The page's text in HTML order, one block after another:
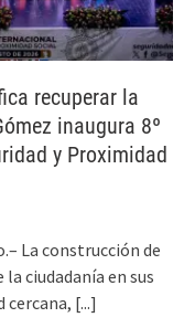
recuperar la
inaugura 8º
y Proximidad
La construcción de
ciudadanía en sus
cercana, [...]